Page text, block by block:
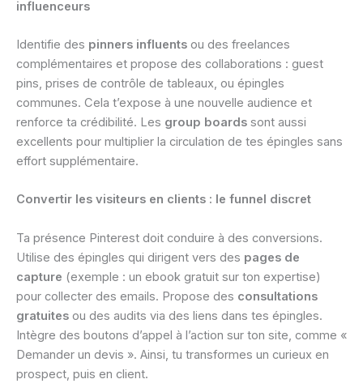
influenceurs
Identifie des pinners influents ou des freelances
complémentaires et propose des collaborations : guest
pins, prises de contrôle de tableaux, ou épingles
communes. Cela t’expose à une nouvelle audience et
renforce ta crédibilité. Les group boards sont aussi
excellents pour multiplier la circulation de tes épingles sans
effort supplémentaire.
Convertir les visiteurs en clients : le funnel discret
Ta présence Pinterest doit conduire à des conversions.
Utilise des épingles qui dirigent vers des pages de
capture (exemple : un ebook gratuit sur ton expertise)
pour collecter des emails. Propose des consultations
gratuites ou des audits via des liens dans tes épingles.
Intègre des boutons d’appel à l’action sur ton site, comme «
Demander un devis ». Ainsi, tu transformes un curieux en
prospect, puis en client.